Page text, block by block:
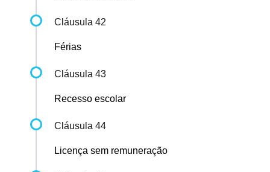
Cláusula 42
Férias
Cláusula 43
Recesso escolar
Cláusula 44
Licença sem remuneração